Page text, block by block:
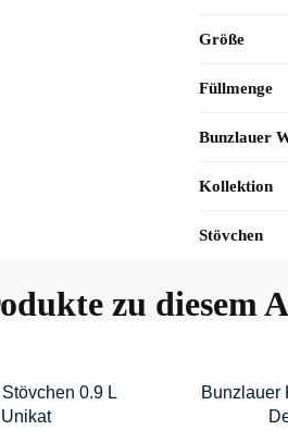
Größe
Füllmenge
Bunzlauer
Kollektion
Stövchen
zu diesem
0.9 L
Bunzlauer